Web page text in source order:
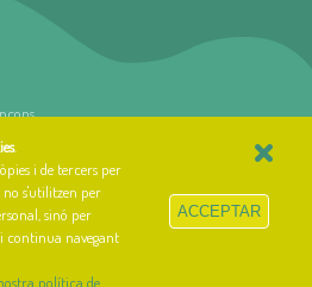
.
i de tercers per
no s'utilitzen per
sinó per
continua navegant
política de
×
ACCEPTAR